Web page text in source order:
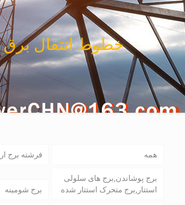
خطوط انتقال برق
همه فرشته برج
برج پوشاندن,برج های سلولی
استتار,برج متحرک استتار شده
برج شومینه